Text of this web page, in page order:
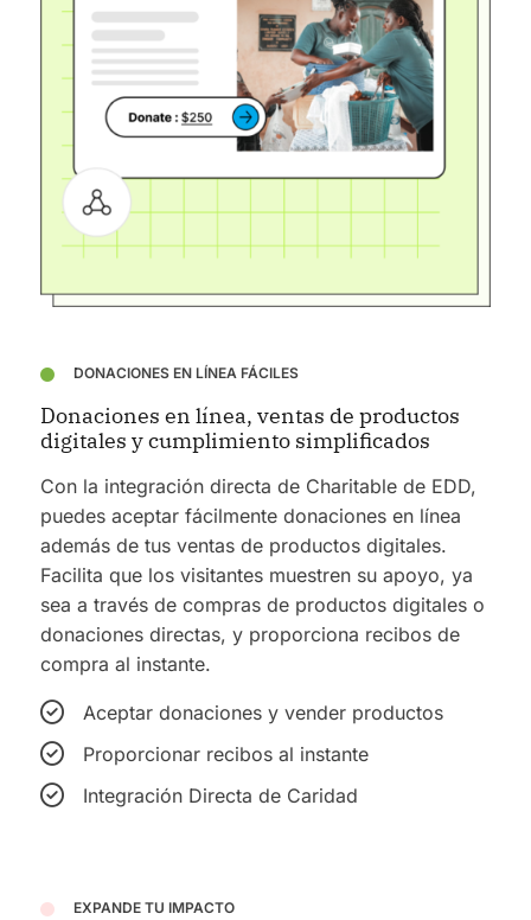
DONACIONES EN LÍNEA FÁCILES
Donaciones en línea, ventas de productos
digitales y cumplimiento simplificados
Con la integración directa de Charitable de EDD,
puedes aceptar fácilmente donaciones en línea
además de tus ventas de productos digitales.
Facilita que los visitantes muestren su apoyo, ya
sea a través de compras de productos digitales o
donaciones directas, y proporciona recibos de
compra al instante.
Aceptar donaciones y vender productos
Proporcionar recibos al instante
Integración Directa de Caridad
EXPANDE TU IMPACTO